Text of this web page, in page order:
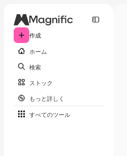
作成
ホーム
検索
ストック
もっと詳しく
すべてのツール